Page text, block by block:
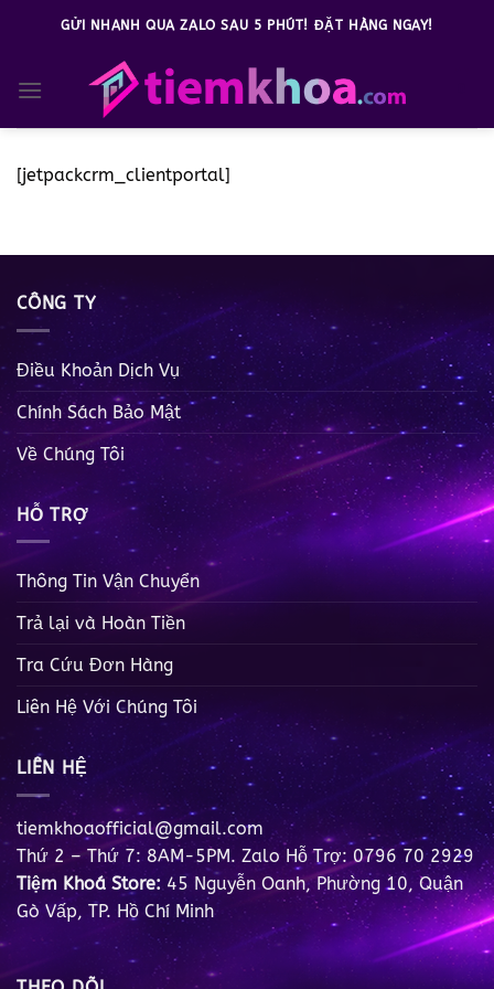
dung
GỬI NHANH QUA ZALO SAU 5 PHÚT! ĐẶT HÀNG NGAY!
[jetpackcrm_clientportal]
CÔNG TY
Điều Khoản Dịch Vụ
Chính Sách Bảo Mật
Về Chúng Tôi
HỖ TRỢ
Thông Tin Vận Chuyển
Trả lại và Hoàn Tiền
Tra Cứu Đơn Hàng
Liên Hệ Với Chúng Tôi
LIÊN HỆ
tiemkhoaofficial@gmail.com
Thứ 2 – Thứ 7: 8AM-5PM. Zalo Hỗ Trợ: 0796 70 2929
Tiệm Khoá Store: 45 Nguyễn Oanh, Phường 10, Quận
Gò Vấp, TP. Hồ Chí Minh